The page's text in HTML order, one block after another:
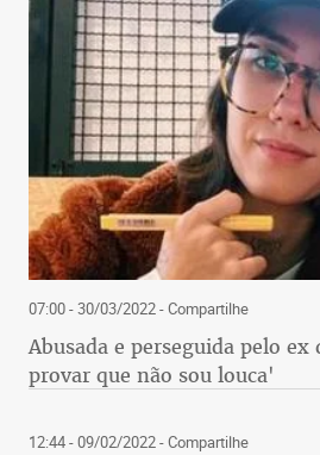
07:00 - 30/03/2022- Compartilhe
Abusada e perseguida pelo ex
provar que não sou louca'
12:44 - 09/02/2022- Compartilhe